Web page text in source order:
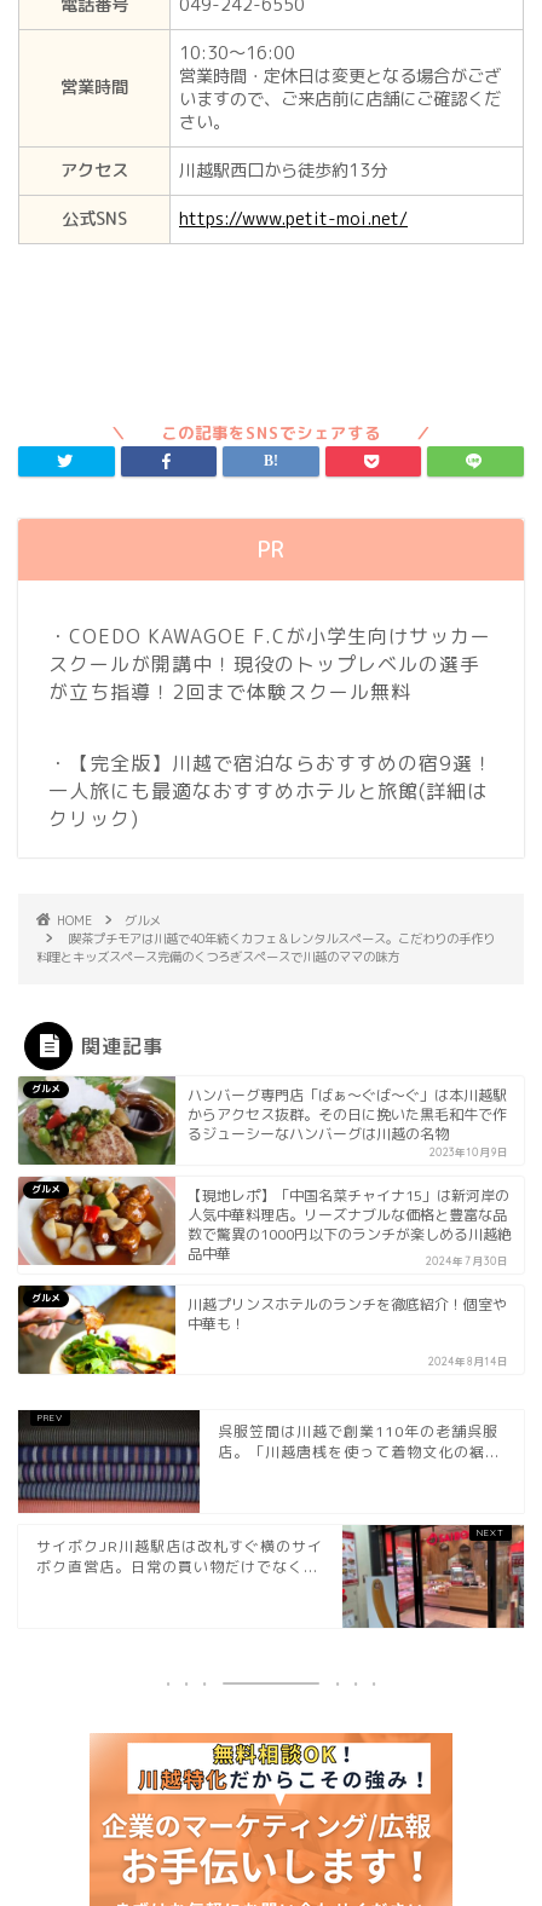
電話番号
049-242-6550
営業時間
10:30～16:00
営業時間・定休日は変更となる場合がござ
いますので、ご来店前に店舗にご確認くだ
さい。
アクセス
川越駅西口から徒歩約13分
公式SNS
https://www.petit-moi.net/
PR
・COEDO KAWAGOE F.Cが小学生向けサッカー
スクールが開講中！現役のトップレベルの選手
が立ち指導！2回まで体験スクール無料
・【完全版】川越で宿泊ならおすすめの宿9選！
一人旅にも最適なおすすめホテルと旅館(詳細は
クリック)
HOME
グルメ
喫茶プチモアは川越で40年続くカフェ＆レンタルスペース。こだわりの手作り
料理とキッズスペース完備のくつろぎスペースで川越のママの味方
関連記事
グルメ
ハンバーグ専門店「ばぁ〜ぐば〜ぐ」は本川越駅
からアクセス抜群。その日に挽いた黒毛和牛で作
るジューシーなハンバーグは川越の名物
2023年10月9日
グルメ
【現地レポ】「中国名菜チャイナ15」は新河岸の
人気中華料理店。リーズナブルな価格と豊富な品
数で驚異の1000円以下のランチが楽しめる川越絶
品中華
2024年7月30日
グルメ
川越プリンスホテルのランチを徹底紹介！個室や
中華も！
2024年8月14日
呉服笠間は川越で創業110年の老舗呉服
店。「川越唐桟を使って着物文化の裾...
サイボクJR川越駅店は改札すぐ横のサイ
ボク直営店。日常の買い物だけでなく...